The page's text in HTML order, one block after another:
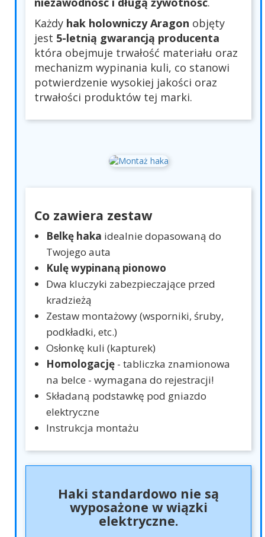
Każdy hak holowniczy Aragon objęty
jest 5-letnią gwarancją producenta
która obejmuje trwałość materiału oraz
mechanizm wypinania kuli, co stanowi
potwierdzenie wysokiej jakości oraz
trwałości produktów tej marki.
Co zawiera zestaw
Belkę haka idealnie dopasowaną do
Twojego auta
Kulę wypinaną pionowo
Dwa kluczyki zabezpieczające przed
kradzieżą
Zestaw montażowy (wsporniki, śruby,
podkładki, etc.)
Osłonkę kuli (kapturek)
Homologację - tabliczka znamionowa
na belce - wymagana do rejestracji!
Składaną podstawkę pod gniazdo
elektryczne
Instrukcja montażu
Haki standardowo nie są
wyposażone w wiązki
elektryczne.